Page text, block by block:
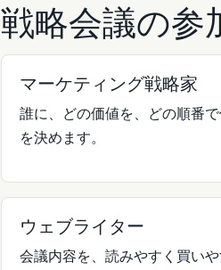
戦略会議の参
マーケティング戦略家
誰に、どの価値を、どの順番
を決めます。
ウェブライター
会議内容を、読みやすく買い